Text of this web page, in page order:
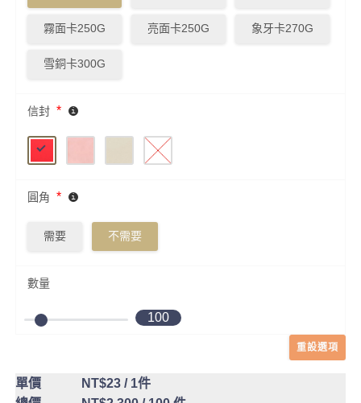
霧面卡250G 亮面卡250G 象牙卡270G
雪銅卡300G
信封 *
圓角 *
需要 不需要
數量
100
重設選項
單價 NT$23/ 1件